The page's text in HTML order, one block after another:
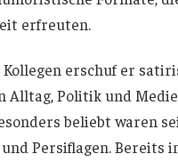
erfreuten.
erschuf er
Alltag, Politik und
beliebt waren
Persiflagen. Bereits